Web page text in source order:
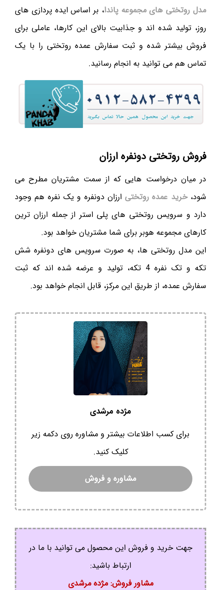
مدل روتختی های مجموعه پاندا، بر اساس ایده پردازی های
روز، تولید شده اند و جذابیت بالای این کارها، عاملی برای
فروش بیشتر شده و ثبت سفارش عمده روتختی را با یک
تماس هم می توانید به انجام رسانید.
فروش روتختی دونفره ارزان
در میان درخواست هایی که از سمت مشتریان مطرح می
شود،خرید عمده روتختیارزان دونفره و یک نفره هم وجود
دارد و سرویس روتختی های پلی استر از جمله ارزان ترین
کارهای مجموعه هوبر برای شما مشتریان خواهد بود.
این مدل روتختی ها، به صورت سرویس های دونفره شش
تکه و تک نفره 4 تکه، تولید و عرضه شده اند که ثبت
سفارش عمده، از طریق این مرکز، قابل انجام خواهد بود.
مژده مرشدی
برای کسب اطلاعات بیشتر و مشاوره روی دکمه زیر
کلیک کنید.
مشاوره و فروش
جهت خرید و فروش این محصول می توانید با ما در
ارتباط باشید:
مشاور فروش: مژده مرشدی